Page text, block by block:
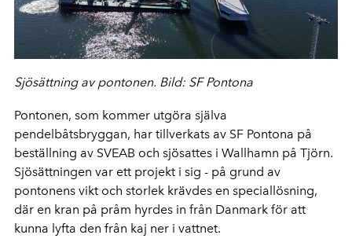
Sjösättning av pontonen. Bild: SF Pontona
Pontonen, som kommer utgöra själva
pendelbåtsbryggan, har tillverkats av SF Pontona på
beställning av SVEAB och sjösattes i Wallhamn på Tjörn.
Sjösättningen var ett projekt i sig - på grund av
pontonens vikt och storlek krävdes en speciallösning,
där en kran på pråm hyrdes in från Danmark för att
kunna lyfta den från kaj ner i vattnet.